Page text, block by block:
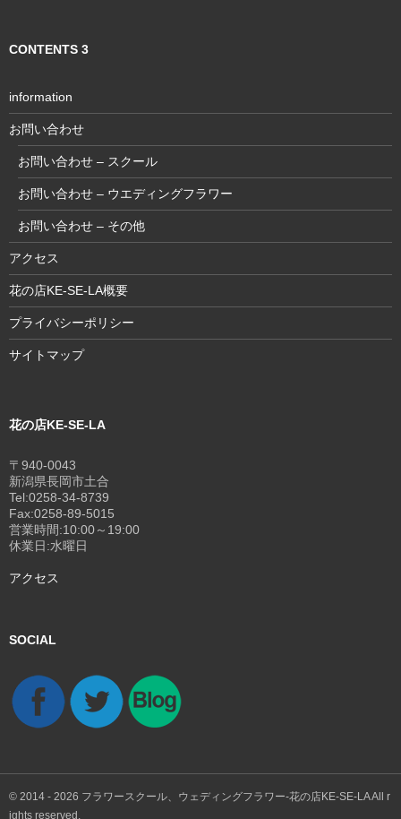
CONTENTS 3
information
お問い合わせ
お問い合わせ – スクール
お問い合わせ – ウエディングフラワー
お問い合わせ – その他
アクセス
花の店KE-SE-LA概要
プライバシーポリシー
サイトマップ
花の店KE-SE-LA
〒940-0043
新潟県長岡市土合
Tel:0258-34-8739
Fax:0258-89-5015
営業時間:10:00～19:00
休業日:水曜日
アクセス
SOCIAL
© 2014 - 2026 フラワースクール、ウェディングフラワー-花の店KE-SE-LAAll r
ights reserved.